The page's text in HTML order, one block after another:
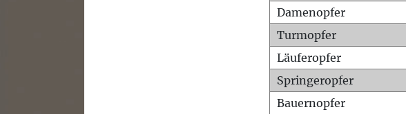
Damenopfer
Turmopfer
Läuferopfer
Springeropfer
Bauernopfer